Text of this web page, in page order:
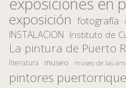
exposición fotografía
INSTALACION Instituto de
La pintura de Puerto
literatura museo museo de las
pintores